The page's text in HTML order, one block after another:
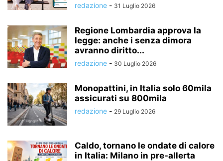
redazione - 31 Luglio 2026
Regione Lombardia approva la
legge: anche i senza dimora
avranno diritto...
redazione - 30 Luglio 2026
Monopattini, in Italia solo 60mila
assicurati su 800mila
redazione - 29 Luglio 2026
Caldo, tornano le ondate di calore
in Italia: Milano in pre-allerta